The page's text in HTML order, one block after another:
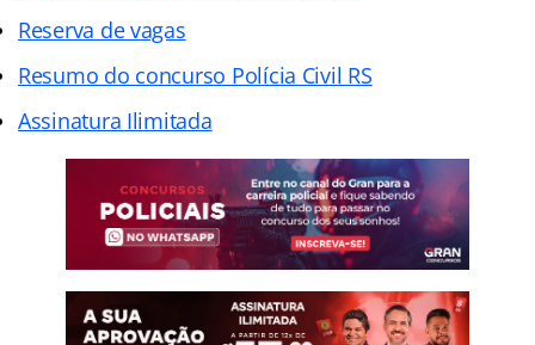
Reserva de vagas
Resumo do concurso Polícia Civil RS
Assinatura Ilimitada